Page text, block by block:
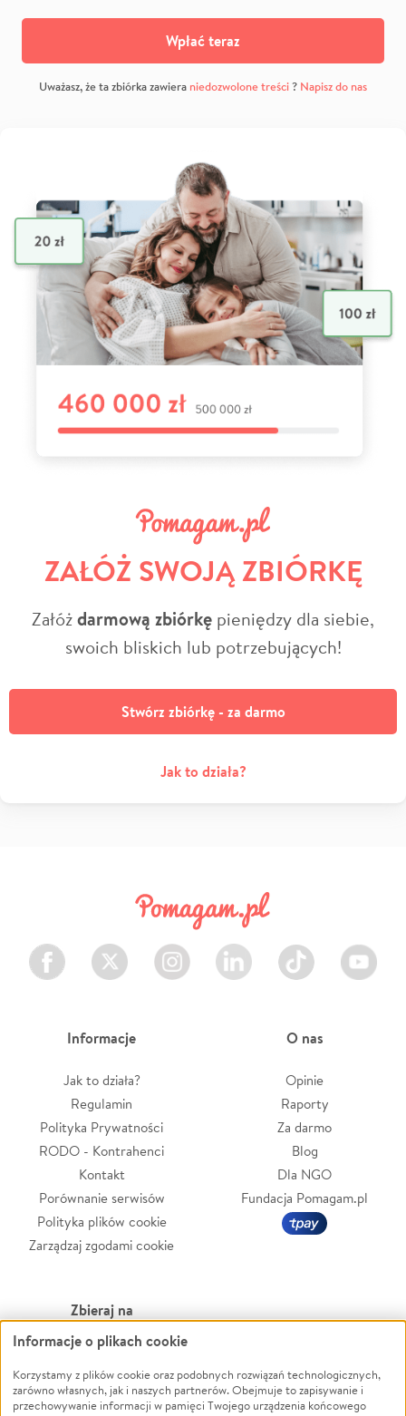
Wpłać teraz
Uważasz, że ta zbiórka zawiera niedozwolone treści? Napisz do nas
ZAŁÓŻ SWOJĄ ZBIÓRKĘ
Załóżdarmową zbiórkę pieniędzy dla siebie,
swoich bliskich lub potrzebujących!
Stwórz zbiórkę - za darmo
Jak to działa?
Facebook Twitter Instagram LinkedIn TikTok Youtube
Informacje
Jak to działa?
Regulamin
Polityka Prywatności
RODO - Kontrahenci
Kontakt
Porównanie serwisów
Polityka plików cookie
Zarządzaj zgodami cookie
O nas
Opinie
Raporty
Za darmo
Blog
Dla NGO
Fundacja Pomagam.pl
Zbieraj na
Leczenie
Zwierzęta
Pożar
Powódź
Wichura
Informacje o plikach cookie
Korzystamy z plików cookie oraz podobnych rozwiązań technologicznych,
zarówno własnych, jak i naszych partnerów. Obejmuje to zapisywanie i
przechowywanie informacji w pamięci Twojego urządzenia końcowego